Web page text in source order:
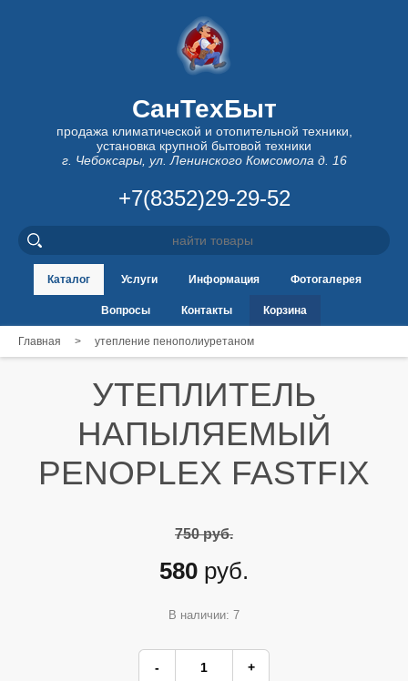
СанТехБыт
продажа климатической и отопительной техники,
установка крупной бытовой техники
г. Чебоксары, ул. Ленинского Комсомола д. 16
+7(8352)29-29-52
Каталог Услуги Информация Фотогалерея
Вопросы Контакты Корзина
Главная > утепление пенополиуретаном
УТЕПЛИТЕЛЬ
НАПЫЛЯЕМЫЙ
PENOPLEX FASTFIX
750 руб.
580 руб.
В наличии: 7